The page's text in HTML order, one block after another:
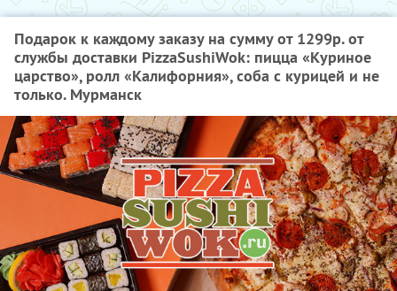
Подарок к каждому заказу на сумму от 1299р. от
службы доставки PizzaSushiWok: пицца «Куриное
царство», ролл «Калифорния», соба с курицей и не
только. Мурманск